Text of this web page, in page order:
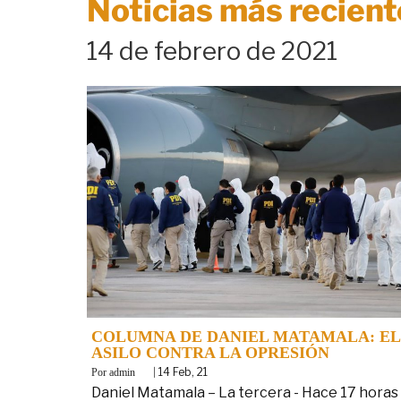
Noticias más
14 de febrero de 2021
COLUMNA DE DANIEL MATAMALA: EL
ASILO CONTRA LA OPRESIÓN
By admin 14 Feb, 21
Daniel Matamala – La tercera - Hace 17 horas